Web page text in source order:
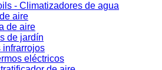
- Climatizadores de agua
aire
de aire
de jardín
infrarrojos
eléctricos